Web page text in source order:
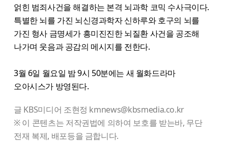
얽힌 범죄사건을 해결하는 본격 뇌과학 코믹 수사극이다.
특별한 뇌를 가진 뇌신경과학자 신하루와 호구의 뇌를
가진 형사 금명세가 흥미진진한 뇌질환 사건을 공조해
나가며 웃음과 공감의 메시지를 전한다.
3월 6일 월요일 밤 9시 50분에는 새 월화드라마
오아시스가 방영된다.
글 KBS미디어 조현정 kmnews@kbsmedia.co.kr
※ 이 콘텐츠는 저작권법에 의하여 보호를 받는바, 무단
전재 복제, 배포등을 금합니다.